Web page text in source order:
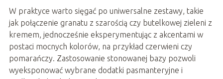
W praktyce warto sięgać po uniwersalne zestawy, takie
jak połączenie granatu z szarością czy butelkowej zieleni z
kremem, jednocześnie eksperymentując z akcentami w
postaci mocnych kolorów, na przykład czerwieni czy
pomarańczy. Zastosowanie stonowanej bazy pozwoli
wyeksponować wybrane dodatki pasmanteryjne i